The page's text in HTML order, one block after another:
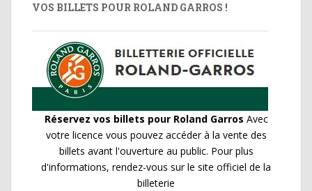
VOS BILLETS POUR ROLAND GARROS !
Réservez vos billets pour Roland Garros Avec
votre licence vous pouvez accéder à la vente des
billets avant l'ouverture au public. Pour plus
d'informations, rendez-vous sur le site officiel de la
billeterie